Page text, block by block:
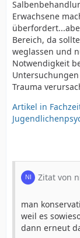
Erwachsene
Bereich, da
weglassen und
Notwendigkeit
Trauma
Artikel in
Zitat von
man
weil es
dann erneut